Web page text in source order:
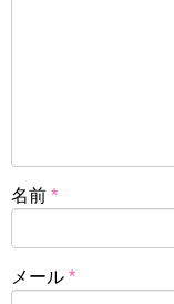
名前 *
メール *